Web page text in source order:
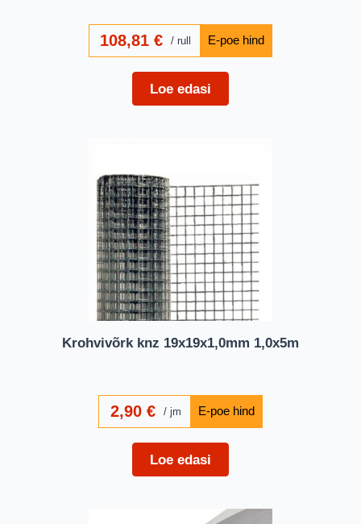
108,81€ rull
Loe edasi
Krohvivõrk knz 19x19x1,0mm 1,0x5m
2,90 € jm
Loe edasi